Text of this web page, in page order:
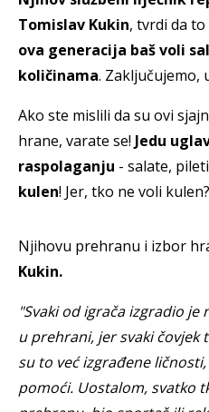
Tomislav Kukin, tvrdi da
ova generacija baš voli
količinama. Zaključujemo,
Ako ste mislili da su ovi
hrane, varate se! Jedu
raspolaganju - salate,
kulen! Jer, tko ne voli kulen?
Njihovu prehranu i izbor
Kukin.
"Svaki od igrača izgradio
u prehrani, jer svaki čovjek
su to već izgrađene
pomoći. Uostalom, svatko